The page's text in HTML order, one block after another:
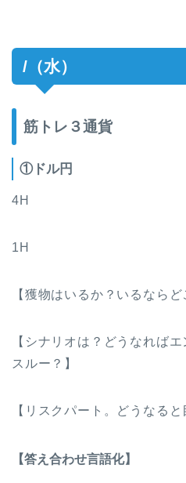
/（水）
筋トレ３通貨
①ドル円
4H
1H
【獲物はいるか？いるならど
【シナリオは？どうなれば
スルー？】
【リスクパート。どうなると
【答え合わせ言語化】